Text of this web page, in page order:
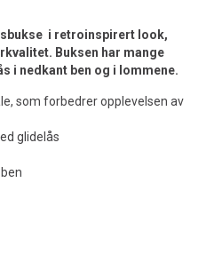
i retroinspirert look,
Buksen har mange
i nedkant ben og i lommene.
som forbedrer opplevelsen av
glidelås